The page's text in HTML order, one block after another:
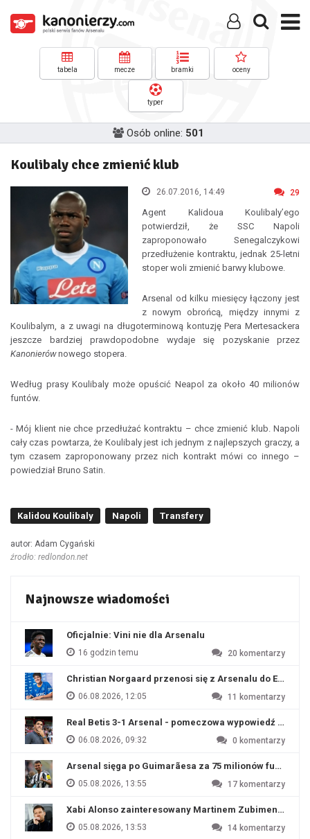
tabela mecze bramki oceny
typer
Osób online: 501
Koulibaly chce zmienić klub
26.07.2016, 14:49 29
Agent Kalidoua Koulibaly’ego
potwierdził, że SSC Napoli
zaproponowało Senegalczykowi
przedłużenie kontraktu, jednak 25-letni
stoper woli zmienić barwy klubowe.
Arsenal od kilku miesięcy łączony jest
z nowym obrońcą, między innymi z
Koulibalym, a z uwagi na długoterminową kontuzję Pera Mertesackera
jeszcze bardziej prawdopodobne wydaje się pozyskanie przez
Kanonierównowego stopera.
Według prasy Koulibaly może opuścić Neapol za około 40 milionów
funtów.
- Mój klient nie chce przedłużać kontraktu – chce zmienić klub. Napoli
cały czas powtarza, że Koulibaly jest ich jednym z najlepszych graczy, a
tym czasem zaproponowany przez nich kontrakt mówi co innego –
powiedział Bruno Satin.
Kalidou Koulibaly Napoli Transfery
autor: Adam Cygański
źrodło: redlondon.net
Najnowsze wiadomości
Oficjalnie: Vini nie dla Arsenalu
16 godzin temu 20 komentarzy
Christian Norgaard przenosi się z Arsenalu do
06.08.2026, 12:05 11 komentarzy
Real Betis 3-1 Arsenal - pomeczowa wypowiedź Artety
06.08.2026, 09:32 0 komentarzy
Arsenal sięga po Guimarãesa za 75 milionów funtów
05.08.2026, 13:55 17 komentarzy
Xabi Alonso zainteresowany Martinem Zubimendim
05.08.2026, 13:53 14 komentarzy